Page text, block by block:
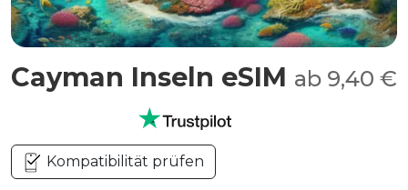
Cayman Inseln eSIM ab 9,40 €
Kompatibilität prüfen